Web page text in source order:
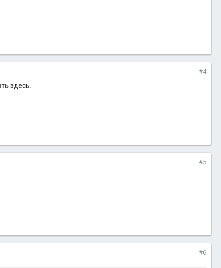
#4
здесь.
#5
#6